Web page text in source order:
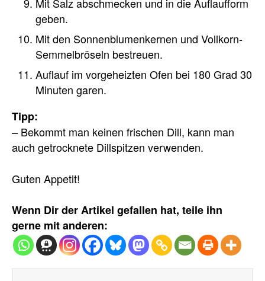
geben.
Mit den Sonnenblumenkernen und Vollkorn-
Semmelbröseln bestreuen.
Auflauf im vorgeheizten Ofen bei 180 Grad 30
Minuten garen.
Tipp:
– Bekommt man keinen frischen Dill, kann man
auch getrocknete Dillspitzen verwenden.
Guten Appetit!
Wenn Dir der Artikel gefallen hat, teile ihn
gerne mit anderen: